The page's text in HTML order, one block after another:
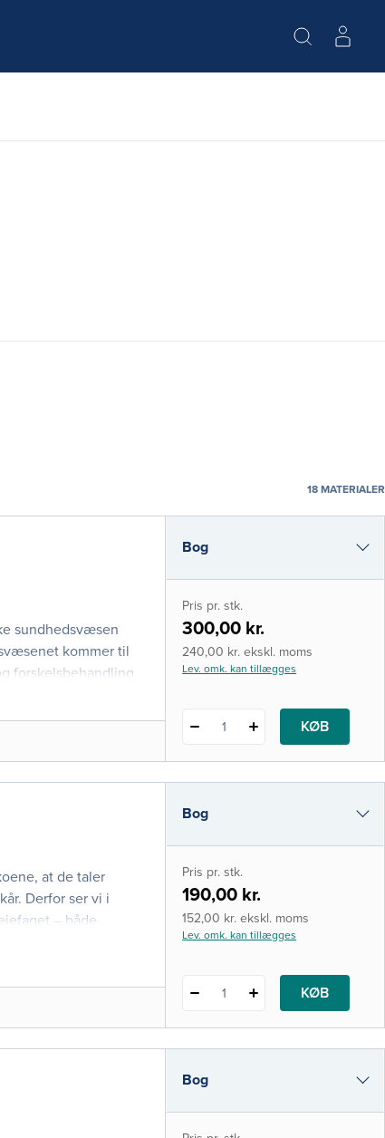
18 MATERIALER
sundhedsvæsen
kommer til
forskelsbehandling
– effekter af
Bog
e-bog (epub3)
i-bog
Pris pr. stk.
300,00 kr.
240,00 kr. ekskl. moms
Lev. omk. kan tillægges
1 KØB
at de taler
Derfor ser vi i
– både
sygeplejefaget.
k
Bog
e-bog
i-bog
Pris pr. stk.
190,00 kr.
152,00 kr. ekskl. moms
Lev. omk. kan tillægges
1 KØB
Bog
e-bog